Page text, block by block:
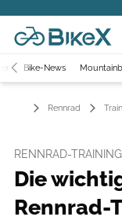
Bike-News
Rennrad
RENNRAD-
Die
Rennrad-